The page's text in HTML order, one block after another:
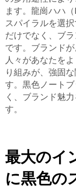
ます。龍崗ハハ
スパイラルを選
だけでなく、ブ
です。ブランド
人々があなたを
り組みが、強固
す。黒色ノート
く、ブランド魅
す。
最大のイ
に黒色の